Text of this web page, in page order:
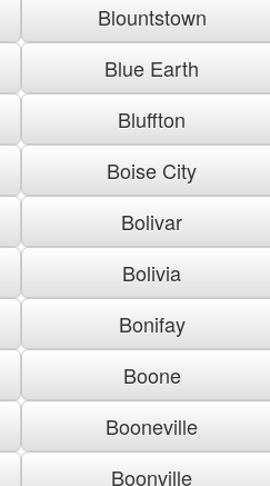
Blountstown
Blue Earth
Bluffton
Boise City
Bolivar
Bolivia
Bonifay
Boone
Booneville
Boonville